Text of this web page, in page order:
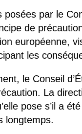
posées par le
de
européenne,
les
le Conseil
La
pose s’il a
longtemps.